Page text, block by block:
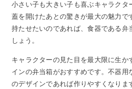
小さい子も大きい子も喜ぶキャラクタ
蓋を開けたあとの驚きが最大の魅力で
持たせたいのであれば、食器である弁
しょう。
キャラクターの見た目を最大限に生か
インの弁当箱がおすすめです。不器用
のデザインであれば作りやすくなりま